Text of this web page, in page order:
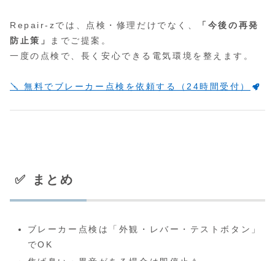
Repair-zでは、点検・修理だけでなく、
「今後の再発
防止策」
までご提案。
一度の点検で、長く安心できる電気環境を整えます。
🪛 無料でブレーカー点検を依頼する（24時間受付）
✅ まとめ
ブレーカー点検は「外観・レバー・テストボタン」
でOK